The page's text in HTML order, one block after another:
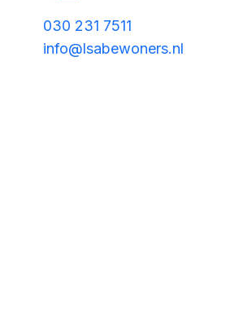
030 231 7511
info@lsabewoners.nl